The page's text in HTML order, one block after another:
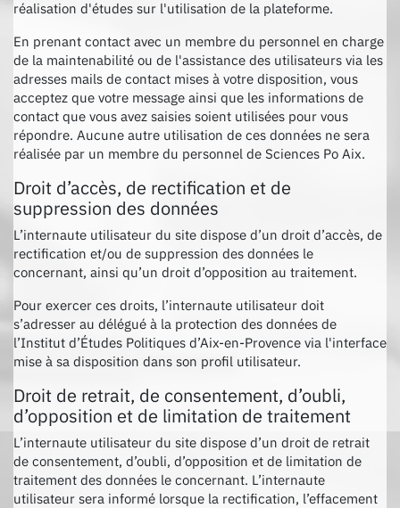
réalisation d'études sur l'utilisation de la plateforme.
En prenant contact avec un membre du personnel en charge
de la maintenabilité ou de l'assistance des utilisateurs via les
adresses mails de contact mises à votre disposition, vous
acceptez que votre message ainsi que les informations de
contact que vous avez saisies soient utilisées pour vous
répondre. Aucune autre utilisation de ces données ne sera
réalisée par un membre du personnel de Sciences Po Aix.
Droit d’accès, de rectification et de
suppression des données
L’internaute utilisateur du site dispose d’un droit d’accès, de
rectification et/ou de suppression des données le
concernant, ainsi qu’un droit d’opposition au traitement.
Pour exercer ces droits, l’internaute utilisateur doit
s’adresser au délégué à la protection des données de
l’Institut d’Études Politiques d’Aix-en-Provence via l'interface
mise à sa disposition dans son profil utilisateur.
Droit de retrait, de consentement, d’oubli,
d’opposition et de limitation de traitement
L’internaute utilisateur du site dispose d’un droit de retrait
de consentement, d’oubli, d’opposition et de limitation de
traitement des données le concernant. L’internaute
utilisateur sera informé lorsque la rectification, l’effacement